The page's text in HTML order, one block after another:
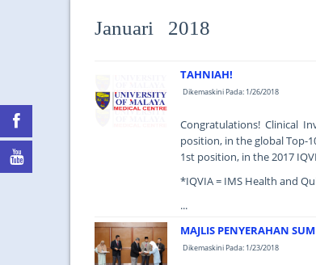
Januari 2018
TAHNIAH!
Dikemaskini Pada: 1/26/2018
Congratulations! Clinical
position, in the global Top-
1st position, in the 2017
*IQVIA = IMS Health and
...
MAJLIS PENYERAHAN
Dikemaskini Pada: 1/23/2018